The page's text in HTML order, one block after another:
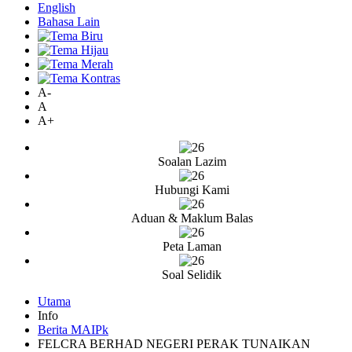
English
Bahasa Lain
A-
A
A+
Soalan Lazim
Hubungi Kami
Aduan & Maklum Balas
Peta Laman
Soal Selidik
Utama
Info
Berita MAIPk
FELCRA BERHAD NEGERI PERAK TUNAIKAN